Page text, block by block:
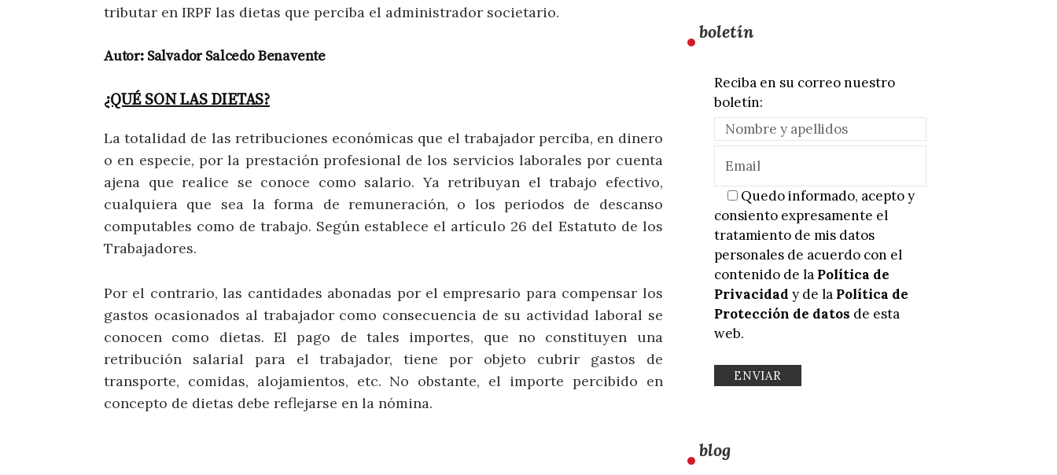
tributar en IRPF las dietas que perciba el administrador societario.
Autor: Salvador Salcedo Benavente
¿QUÉ SON LAS DIETAS?
La totalidad de las retribuciones económicas que el trabajador perciba, en dinero
o en especie, por la prestación profesional de los servicios laborales por cuenta
ajena que realice se conoce como salario. Ya retribuyan el trabajo efectivo,
cualquiera que sea la forma de remuneración, o los periodos de descanso
computables como de trabajo. Según establece el artículo 26 del Estatuto de los
Trabajadores.
Por el contrario, las cantidades abonadas por el empresario para compensar los
gastos ocasionados al trabajador como consecuencia de su actividad laboral se
conocen como dietas. El pago de tales importes, que no constituyen una
retribución salarial para el trabajador, tiene por objeto cubrir gastos de
transporte, comidas, alojamientos, etc. No obstante, el importe percibido en
concepto de dietas debe reflejarse en la nómina.
boletín
Reciba en su correo nuestro
boletín:
Quedo informado, acepto y
consiento expresamente el
tratamiento de mis datos
personales de acuerdo con el
contenido de la Política de
Privacidad y de la Política de
Protección de datos de esta
web.
blog